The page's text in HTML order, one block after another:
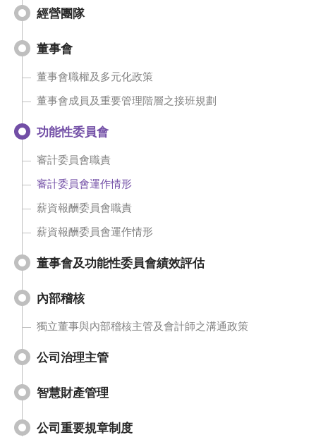
經營團隊
董事會
董事會職權及多元化政策
董事會成員及重要管理階層之接班規劃
功能性委員會
審計委員會職責
審計委員會運作情形
薪資報酬委員會職責
薪資報酬委員會運作情形
董事會及功能性委員會績效評估
內部稽核
獨立董事與內部稽核主管及會計師之溝通政策
公司治理主管
智慧財產管理
公司重要規章制度